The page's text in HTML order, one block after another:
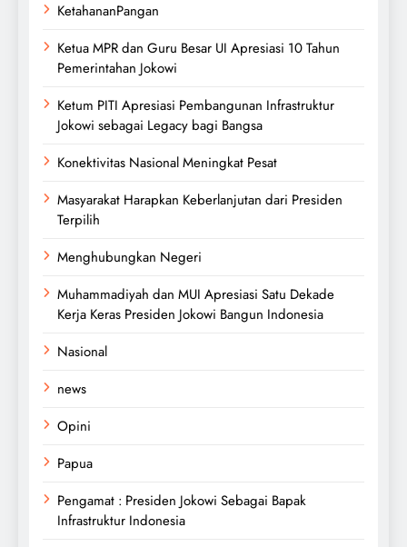
KetahananPangan
Ketua MPR dan Guru Besar UI Apresiasi 10 Tahun
Pemerintahan Jokowi
Ketum PITI Apresiasi Pembangunan Infrastruktur
Jokowi sebagai Legacy bagi Bangsa
Konektivitas Nasional Meningkat Pesat
Masyarakat Harapkan Keberlanjutan dari Presiden
Terpilih
Menghubungkan Negeri
Muhammadiyah dan MUI Apresiasi Satu Dekade
Kerja Keras Presiden Jokowi Bangun Indonesia
Nasional
news
Opini
Papua
Pengamat : Presiden Jokowi Sebagai Bapak
Infrastruktur Indonesia